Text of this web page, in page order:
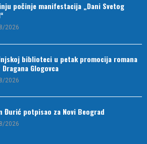
počinje manifestacija „Dani Svetog
2026
biblioteci u petak promocija romana
Glogovca
2026
Đurić potpisao za Novi Beograd
2026